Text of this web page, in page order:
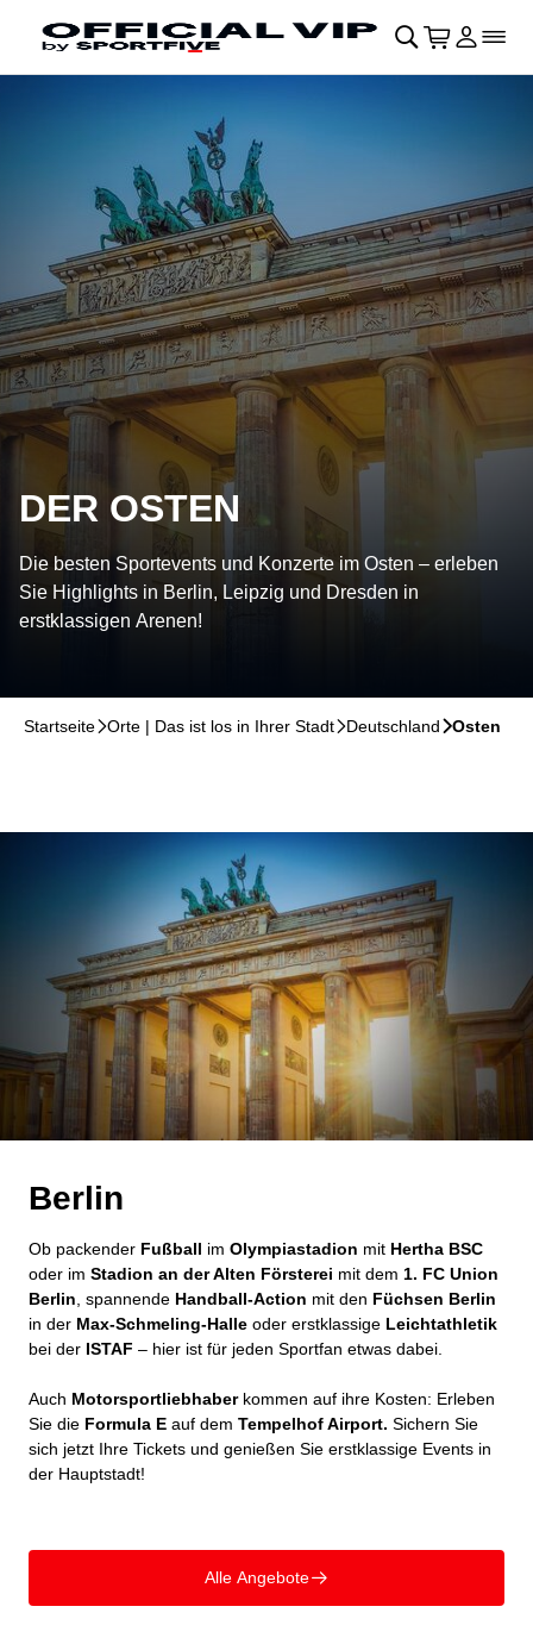
Navigation überspringen􀄫
􀊫 􀍩 Login
􀉩􀌇
DER OSTEN
Die besten Sportevents und Konzerte im Osten – erleben
Sie Highlights in Berlin, Leipzig und Dresden in
erstklassigen Arenen!
Startseite􀆊Orte | Das ist los in Ihrer Stadt􀆊Deutschland􀆊Osten
Berlin
Ob packender Fußball im Olympiastadion mit Hertha BSC
oder im Stadion an der Alten Försterei mit dem 1. FC Union
Berlin, spannende Handball-Action mit den Füchsen Berlin
in der Max-Schmeling-Halle oder erstklassige Leichtathletik
bei der ISTAF – hier ist für jeden Sportfan etwas dabei.
Auch Motorsportliebhaberkommen auf ihre Kosten: Erleben
Sie die Formula E auf dem Tempelhof Airport. Sichern Sie
sich jetzt Ihre Tickets und genießen Sie erstklassige Events in
der Hauptstadt!
Alle Angebote􀄫